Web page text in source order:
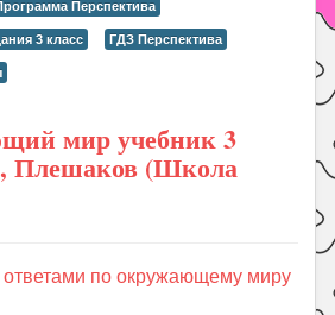
Перспектива
3 класс ГДЗ Перспектива
мир учебник 3
Плешаков (Школа
ответами по окружающему миру